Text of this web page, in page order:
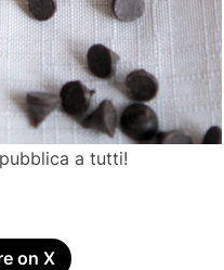
a tutti!
on X